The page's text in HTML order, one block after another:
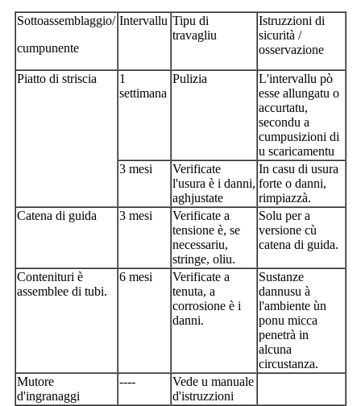
Sottoassemblaggio/
cumpunente
Intervallu Tipu di
travagliu
Istruzzioni di
sicurità /
osservazione
Piatto di striscia
1
settimana
Pulizia
L'intervallu pò
esse allungatu o
accurtatu,
secondu a
cumpusizioni di
u scaricamentu
3 mesi
Verificate
l'usura è i danni,
aghjustate
In casu di usura
forte o danni,
rimpiazzà.
Catena di guida
3 mesi
Verificate a
tensione è, se
necessariu,
stringe, oliu.
Solu per a
versione cù
catena di guida.
Contenituri è
assemblee di tubi.
6 mesi
Verificate a
tenuta, a
corrosione è i
danni.
Sustanze
dannusu à
l'ambiente ùn
ponu micca
penetrà in
alcuna
circustanza.
Mutore
d'ingranaggi
----
Vede u manuale
d'istruzzioni